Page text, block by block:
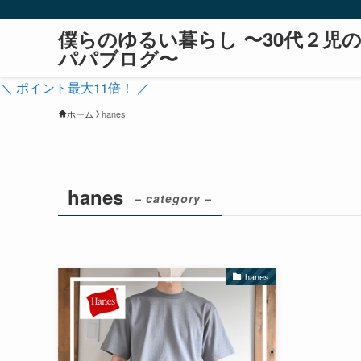
僕らのゆるい暮らし 〜30代２児の
パパブログ〜
＼ ポイント最大11倍！ ／
ホーム hanes
hanes – category –
hanes